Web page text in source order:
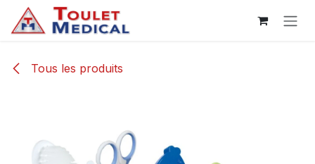
Se rendre au contenu
Tous les produits